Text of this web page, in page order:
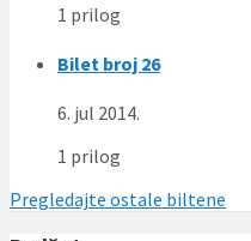
1 prilog
Bilet broj 26
6. jul 2014.
1 prilog
Pregledajte ostale biltene